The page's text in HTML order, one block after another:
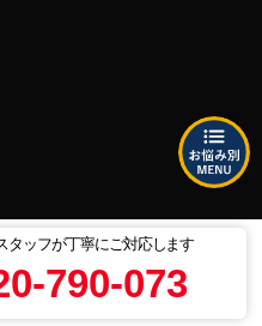
タッフが丁寧にご対応します
790-073